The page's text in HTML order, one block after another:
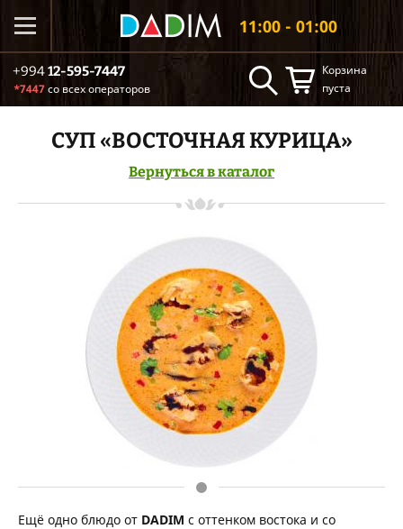
+99412-595-7447
*7447со всех операторов
11:00 - 01:00
Корзина
пуста
СУП «ВОСТОЧНАЯ КУРИЦА»
Вернуться в каталог
Ещё одно блюдо от DADIM с оттенком востока и со